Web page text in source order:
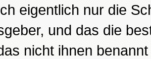
eigentlich nur die
und das die
nicht ihnen